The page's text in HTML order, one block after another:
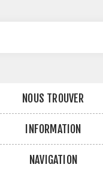
NOUS TROUVER
INFORMATION
NAVIGATION